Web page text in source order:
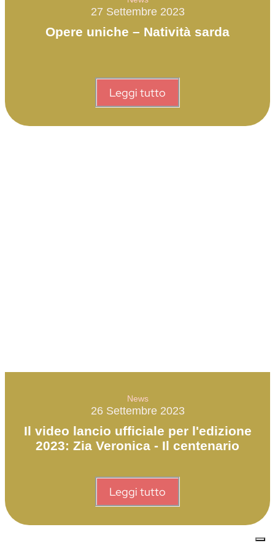
27 Settembre 2023
Opere uniche – Natività sarda
Leggi tutto
News
26 Settembre 2023
Il video lancio ufficiale per l'edizione
2023: Zia Veronica - Il centenario
Leggi tutto